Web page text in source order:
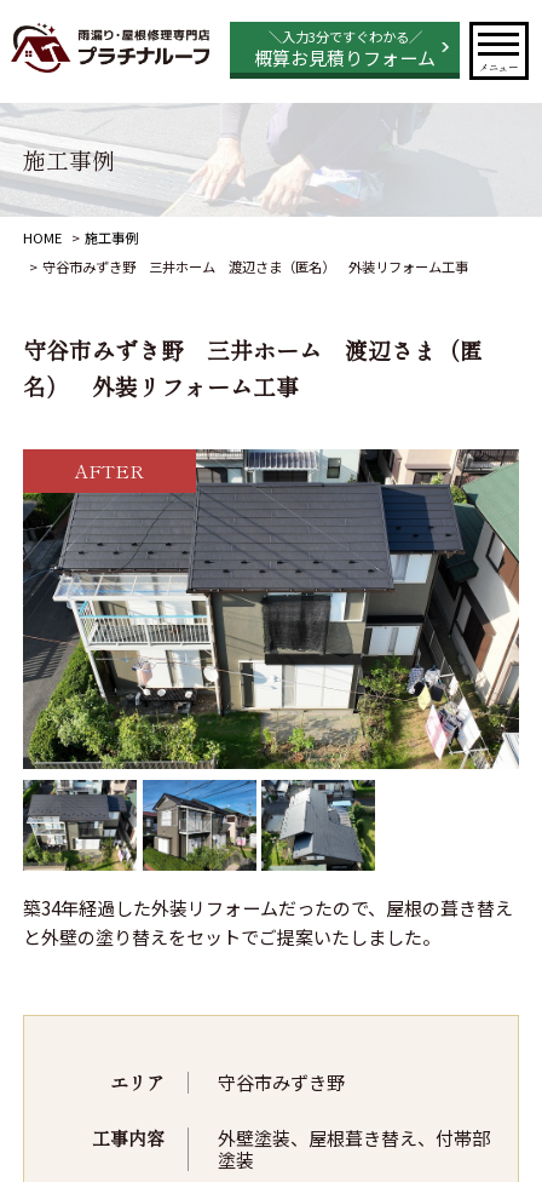
＼入力3分ですぐわかる／
概算お見積りフォーム メニュー
施工事例
HOME
施工事例
守谷市みずき野 三井ホーム 渡辺さま（匿名） 外装リフォーム工事
守谷市みずき野 三井ホーム 渡辺さま（匿
名） 外装リフォーム工事
築34年経過した外装リフォームだったので、屋根の葺き替え
と外壁の塗り替えをセットでご提案いたしました。
エリア 守谷市みずき野
工事内容
外壁塗装、屋根葺き替え、付帯部
塗装